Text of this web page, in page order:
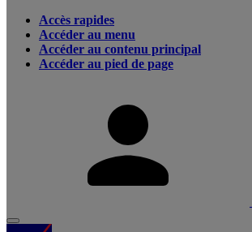
Accès rapides
Accéder au menu
Accéder au contenu principal
Accéder au pied de page